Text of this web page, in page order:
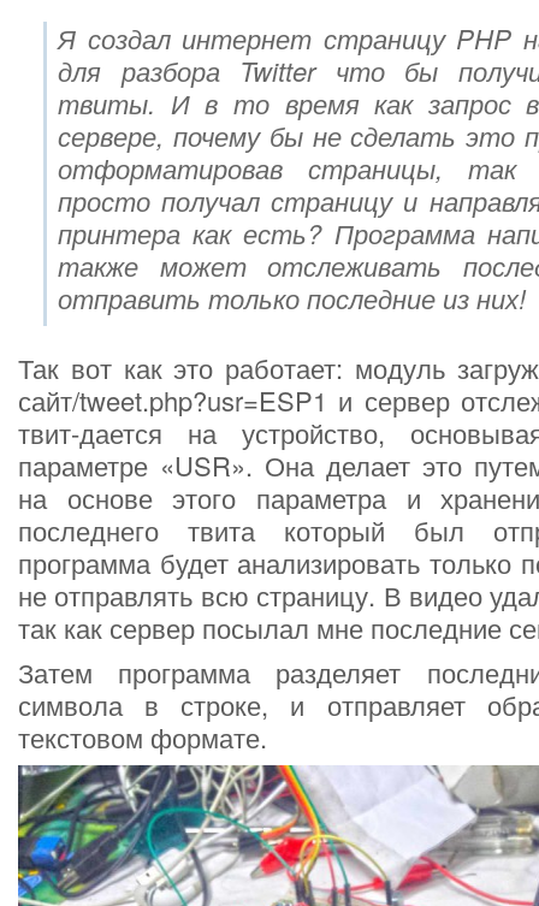
Я создал интернет страницу PHP
для разбора Twitter что бы
твиты. И в то время как запрос
сервере, почему бы не сделать это
отформатировав страницы, так
просто получал страницу и
принтера как есть? Программа
также может отслеживать
отправить только последние из них!
Так вот как это работает: модуль
сайт/tweet.php?usr=ESP1 и сервер
твит-дается на устройство,
параметре «USR». Она делает это
на основе этого параметра и
последнего твита который был
программа будет анализировать только
не отправлять всю страницу. В видео
так как сервер посылал мне последние
Затем программа разделяет
символа в строке, и отправляет
текстовом формате.